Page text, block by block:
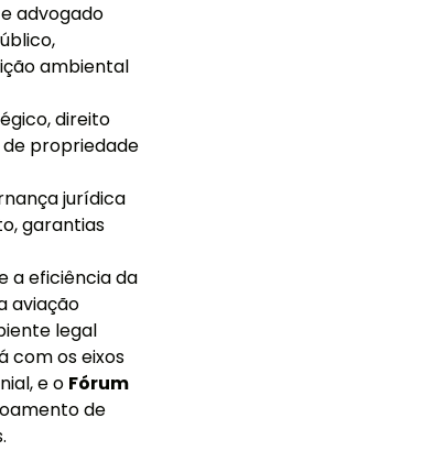
advogado
ambiental
direito
propriedade
jurídica
garantias
a eficiência da
aviação
legal
com os eixos
e o Fórum
de